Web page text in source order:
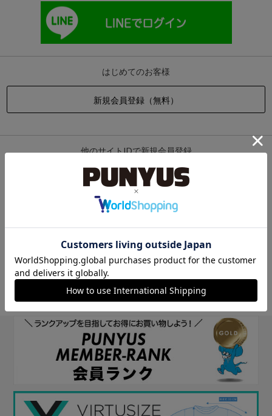
はじめてのお客様
他のサイトIDで新規会員登録
他のサイトIDで新規会員登録をしていただくと次回以降、そのIDで
ログインすることができます。